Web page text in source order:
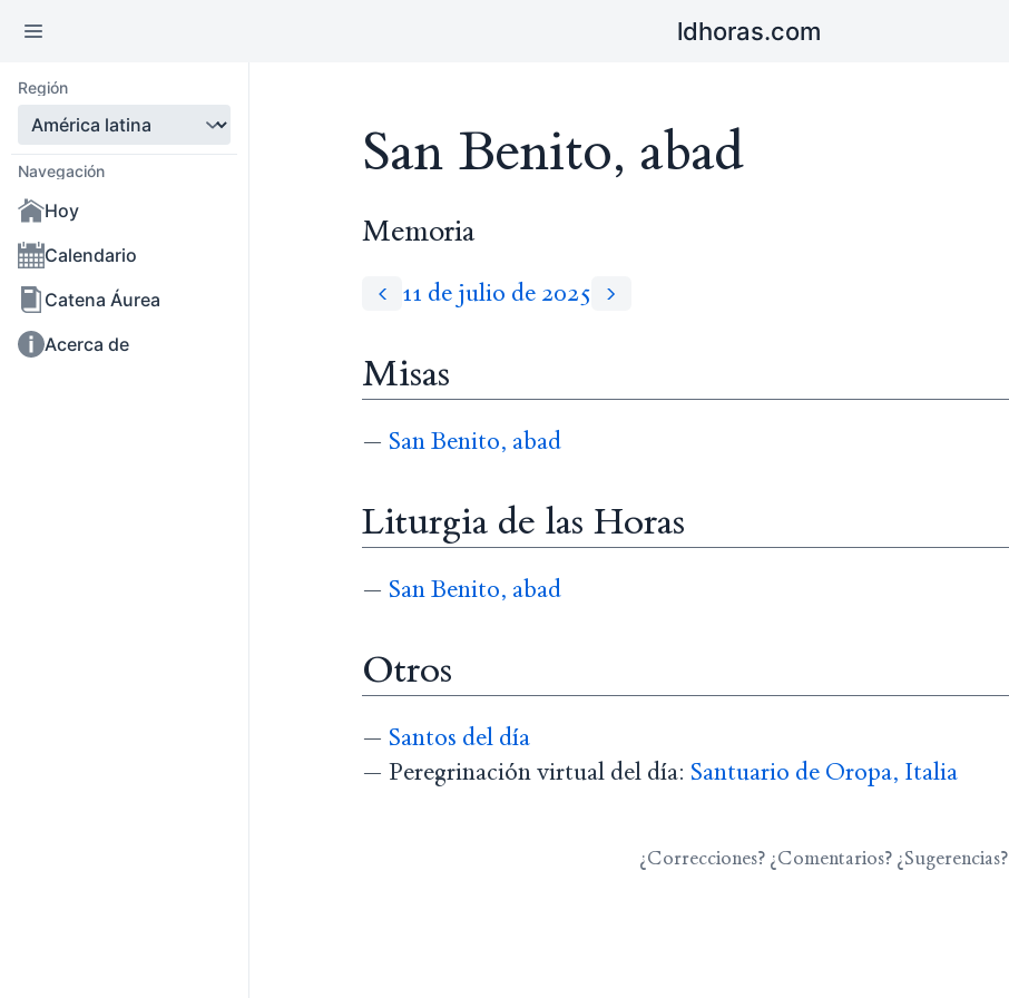
ldhoras.com
Región
Navegación
Hoy
Calendario
Catena Áurea
Acerca de
San Benito, abad
Memoria
11 de julio de 2025
Misas
— San Benito, abad
Liturgia de las Horas
— San Benito, abad
Otros
— Santos del día
— Peregrinación virtual del día: Santuario de Oropa, Italia
¿Correcciones? ¿Comentarios? ¿Sugerencias?